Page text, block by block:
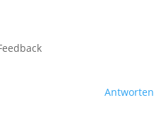
Antworten